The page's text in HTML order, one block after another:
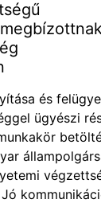
és
ügyészi